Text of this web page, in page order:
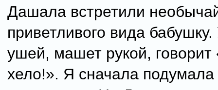
Дашала встретили
приветливого вида
ушей, машет рукой, говорит
хело!». Я сначала подумала